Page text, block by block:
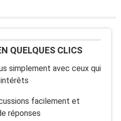
QUELQUES CLICS
simplement avec ceux qui
facilement et
réponses